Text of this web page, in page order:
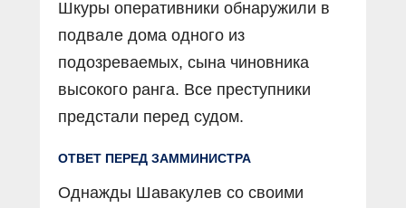
Шкуры оперативники обнаружили в
подвале дома одного из
подозреваемых, сына чиновника
высокого ранга. Все преступники
предстали перед судом.
ОТВЕТ ПЕРЕД ЗАММИНИСТРА
Однажды Шавакулев со своими